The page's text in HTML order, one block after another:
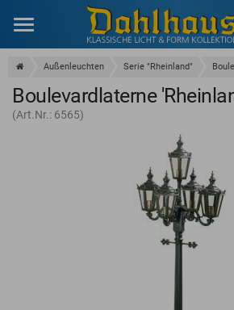
Außenleuchten Serie "Rheinland"
Boulevardlaterne
(Art.Nr.: 6565)